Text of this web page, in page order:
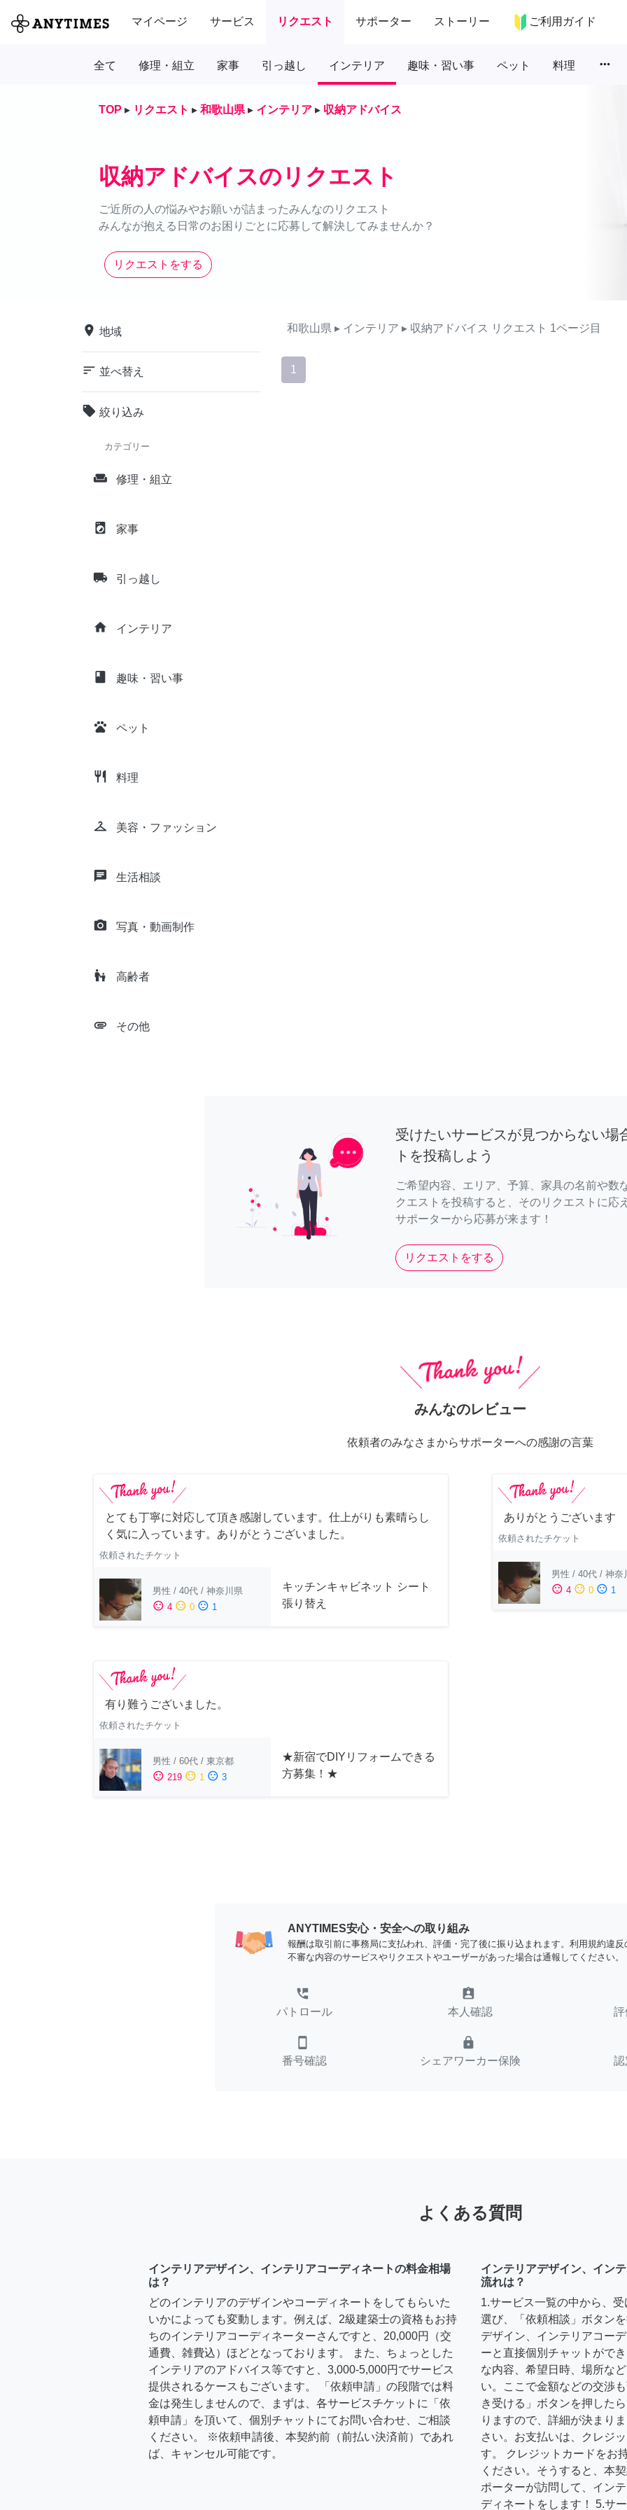
マイページ サービス リクエスト サポーター ストーリー ご利用ガイド
全て 修理・組立 家事 引っ越し インテリア 趣味・習い事 ペット 料理 more_horiz
TOP ▸ リクエスト ▸ 和歌山県 ▸ インテリア ▸ 収納アドバイス
収納アドバイスのリクエスト
ご近所の人の悩みやお願いが詰まったみんなのリクエスト
みんなが抱える日常のお困りごとに応募して解決してみませんか？
リクエストをする
place 地域
sort 並べ替え
local_offer 絞り込み
カテゴリー
weekend 修理・組立
local_laundry_service 家事
local_shipping 引っ越し
home インテリア
class 趣味・習い事
pets ペット
restaurant 料理
checkroom 美容・ファッション
chat 生活相談
camera_alt 写真・動画制作
escalator_warning 高齢者
attachment その他
和歌山県 ▸ インテリア ▸ 収納アドバイス リクエスト 1ページ目
1
受けたいサービスが見つからない場
トを投稿しよう
ご希望内容、エリア、予算、家具の名前や数
クエストを投稿すると、そのリクエストに応
サポーターから応募が来ます！
リクエストをする
みんなのレビュー
依頼者のみなさまからサポーターへの感謝の言葉
とても丁寧に対応して頂き感謝しています。仕上がりも素晴らし
く気に入っています。ありがとうございました。
依頼されたチケット
男性 / 40代 / 神奈川県
sentiment_satisfied 4 sentiment_neutral 0 sentiment_dissatisfied 1
キッチンキャビネット シート
張り替え
ありがとうございます
依頼されたチケット
男性 / 40代 / 神奈
sentiment_satisfied 4 sentiment_neutral 0 sentiment_dissatisfied 1
有り難うございました。
依頼されたチケット
男性 / 60代 / 東京都
sentiment_satisfied 219 sentiment_neutral 1 sentiment_dissatisfied 3
★新宿でDIYリフォームできる
方募集！★
ANYTIMES安心・安全への取り組み
報酬は取引前に事務局に支払われ、評価・完了後に振り込まれます。利用規約違反
不審な内容のサービスやリクエストやユーザーがあった場合は通報してください。
perm_phone_msg
パトロール
assignment_ind
本人確認
smartphone
番号確認
lock
シェアワーカー保険
よくある質問
インテリアデザイン、インテリアコーディネートの料金相場
は？
どのインテリアのデザインやコーディネートをしてもらいた
いかによっても変動します。例えば、2級建築士の資格もお持
ちのインテリアコーディネーターさんですと、20,000円（交
通費、雑費込）ほどとなっております。 また、ちょっとした
インテリアのアドバイス等ですと、3,000-5,000円でサービス
提供されるケースもございます。 「依頼申請」の段階では料
金は発生しませんので、まずは、各サービスチケットに「依
頼申請」を頂いて、個別チャットにてお問い合わせ、ご相談
ください。 ※依頼申請後、本契約前（前払い決済前）であれ
ば、キャンセル可能です。
インテリアデザイン、イン
流れは？
1.サービス一覧の中から、
選び、「依頼相談」ボタン
デザイン、インテリアコー
ーと直接個別チャットがで
な内容、希望日時、場所な
い。ここで金額などの交渉
き受ける」ボタンを押した
りますので、詳細が決まり
さい。お支払いは、クレジ
す。 クレジットカードをお
ください。そうすると、本
ポーターが訪問して、イン
ディネートをします！ 5.サ